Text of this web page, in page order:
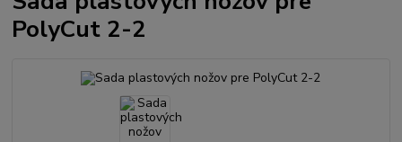
PolyCut 2-2